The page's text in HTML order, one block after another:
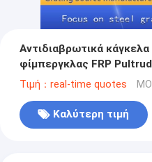
Αντιδιαβρωτικά
φίμπεργκλας FRP
περιστεριών
Τιμή：real-time quotes
Καλύτερη τιμή